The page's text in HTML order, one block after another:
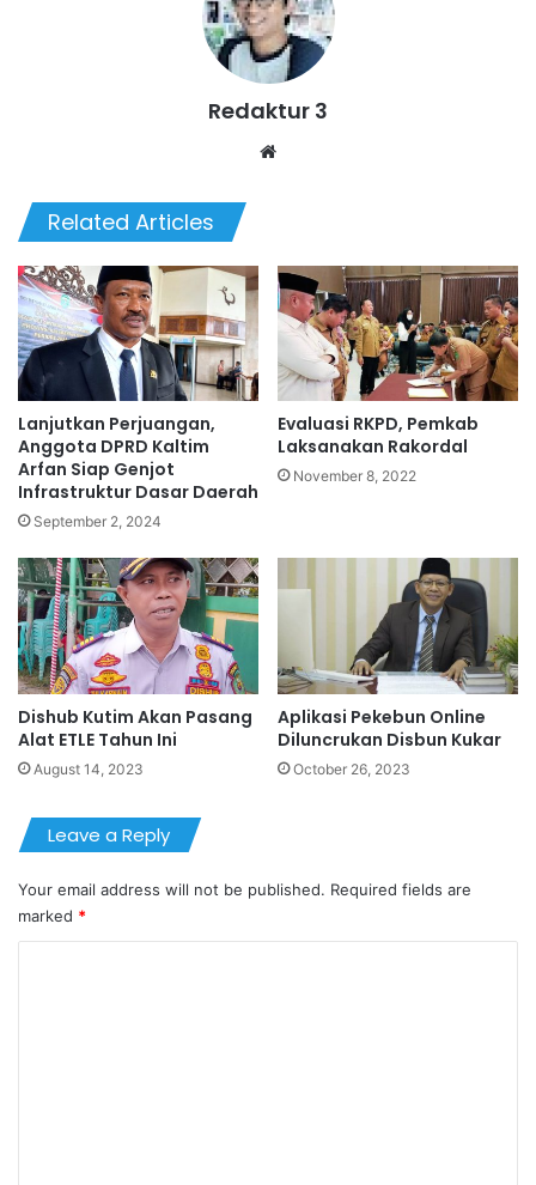
Redaktur 3
Related Articles
Lanjutkan Perjuangan,
Anggota DPRD Kaltim
Arfan Siap Genjot
Infrastruktur Dasar Daerah
September 2, 2024
Evaluasi RKPD, Pemkab
Laksanakan Rakordal
November 8, 2022
Dishub Kutim Akan Pasang
Alat ETLE Tahun Ini
August 14, 2023
Aplikasi Pekebun Online
Diluncrukan Disbun Kukar
October 26, 2023
Leave a Reply
Your email address will not be published. Required fields are
marked *